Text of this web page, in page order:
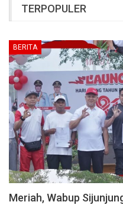
TERPOPULER
BERITA
Meriah, Wabup